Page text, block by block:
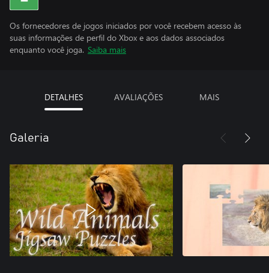
Os fornecedores de jogos iniciados por você recebem acesso às
suas informações de perfil do Xbox e aos dados associados
enquanto você joga. Saiba mais
DETALHES AVALIAÇÕES MAIS
Galeria